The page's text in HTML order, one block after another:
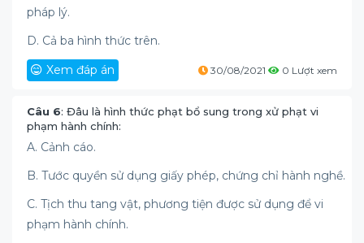
pháp lý.
D. Cả ba hình thức trên.
Xem đáp án
30/08/2021 0 Lượt xem
Câu 6: Đâu là hình thức phạt bổ sung trong xử phạt vi
phạm hành chính:
A. Cảnh cáo.
B. Tước quyền sử dụng giấy phép, chứng chỉ hành nghề.
C. Tịch thu tang vật, phương tiện được sử dụng để vi
phạm hành chính.